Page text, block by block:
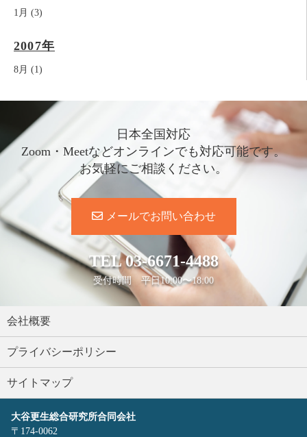
1月 (3)
2007年
8月 (1)
日本全国対応
Zoom・Meetなどオンラインでも対応可能です。
お気軽にご相談ください。
メールでお問い合わせ
TEL03-6671-4488
受付時間 平日10:00〜18:00
会社概要
プライバシーポリシー
サイトマップ
大谷更生総合研究所合同会社
〒174-0062